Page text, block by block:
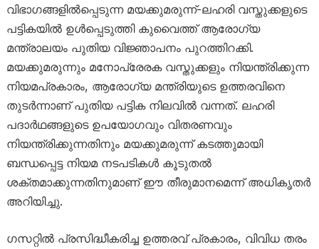
വിഭാഗങ്ങളിൽപ്പെടുന്ന മയക്കുമരുന്ന്-ലഹരി വസ്തുക്കളുടെ
പട്ടികയിൽ ഉൾപ്പെടുത്തി കുവൈത്ത് ആരോഗ്യ
മന്ത്രാലയം പുതിയ വിജ്ഞാപനം പുറത്തിറക്കി.
മയക്കുമരുന്നും മനോപ്രേരക വസ്തുക്കളും നിയന്ത്രിക്കുന്ന
നിയമപ്രകാരം, ആരോഗ്യ മന്ത്രിയുടെ ഉത്തരവിനെ
തുടർന്നാണ് പുതിയ പട്ടിക നിലവിൽ വന്നത്. ലഹരി
പദാർഥങ്ങളുടെ ഉപയോഗവും വിതരണവും
നിയന്ത്രിക്കുന്നതിനും മയക്കുമരുന്ന് കടത്തുമായി
ബന്ധപ്പെട്ട നിയമ നടപടികൾ കൂടുതൽ
ശക്തമാക്കുന്നതിനുമാണ് ഈ തീരുമാനമെന്ന് അധികൃതർ
അറിയിച്ചു.
ഗസറ്റിൽ പ്രസിദ്ധീകരിച്ച ഉത്തരവ് പ്രകാരം, വിവിധ തരം